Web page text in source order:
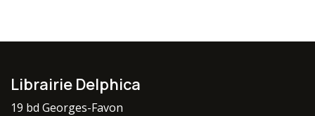
Librairie Delphica
19 bd Georges-Favon